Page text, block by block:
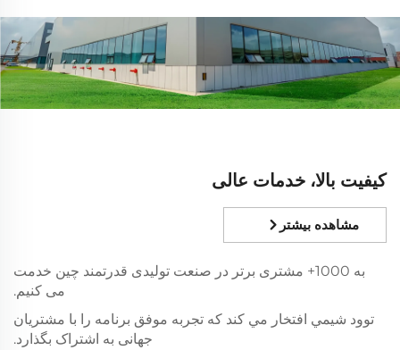
کیفیت بالا، خدمات عالی
مشاهده بیشتر
به 1000+ مشتری برتر در صنعت تولیدی قدرتمند چین خدمت
می کنیم.
توود شيمي افتخار مي کند که تجربه موفق برنامه را با مشتریان
جهانی به اشتراک بگذارد.